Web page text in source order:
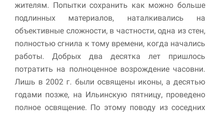
жителям. Попытки сохранить как можно больше
подлинных материалов, наталкивались на
объективные сложности, в частности, одна из стен,
полностью сгнила к тому времени, когда начались
работы. Добрых два десятка лет пришлось
потратить на полноценное возрождение часовни.
Лишь в 2002 г. были освящены иконы, а десятью
годами позже, на Ильинскую пятницу, проведено
полное освящение. По этому поводу из соседних